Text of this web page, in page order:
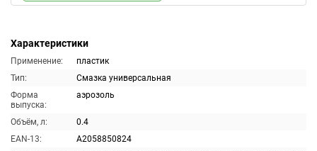
Характеристики
Применение:
пластик
Тип:
Смазка универсальная
Форма
выпуска:
аэрозоль
Объём, л:
0.4
EAN-13:
A2058850824